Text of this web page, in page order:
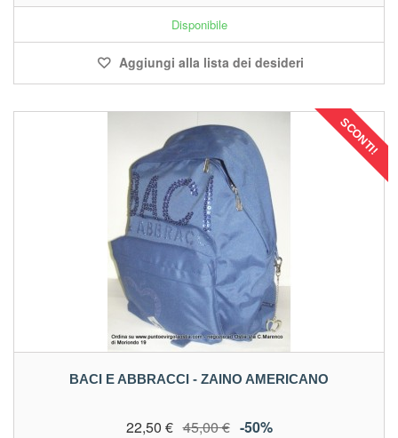
Disponibile
Aggiungi alla lista dei desideri
SCONTI!
BACI E ABBRACCI - ZAINO AMERICANO
22,50 € 45,00 € -50%